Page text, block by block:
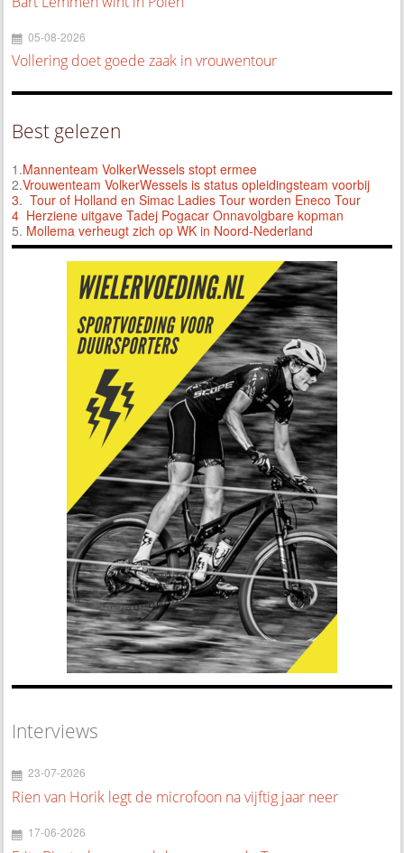
05-08-2026
Vollering doet goede zaak in vrouwentour
Best gelezen
1.Mannenteam VolkerWessels stopt ermee
2.Vrouwenteam VolkerWessels is status opleidingsteam voorbij
3. Tour of Holland en Simac Ladies Tour worden Eneco Tour
4 Herziene uitgave Tadej Pogacar Onnavolgbare kopman
5. Mollema verheugt zich op WK in Noord-Nederland
Interviews
23-07-2026
Rien van Horik legt de microfoon na vijftig jaar neer
17-06-2026